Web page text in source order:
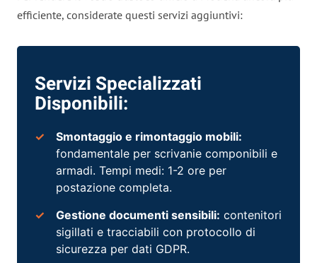
efficiente, considerate questi servizi aggiuntivi:
Servizi Specializzati
Disponibili:
Smontaggio e rimontaggio mobili:
fondamentale per scrivanie componibili e
armadi. Tempi medi: 1-2 ore per
postazione completa.
Gestione documenti sensibili: contenitori
sigillati e tracciabili con protocollo di
sicurezza per dati GDPR.